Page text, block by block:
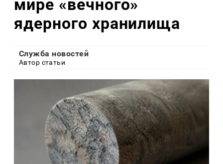
мире «вечного»
ядерного хранилища
Служба новостей
Автор статьи